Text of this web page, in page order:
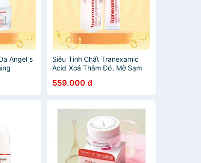
Angel's
Siêu Tinh Chất Tranexamic
Acid Xoá Thâm Đỏ, Mờ Sạm
Tranexamic Mela Ampoule
30ml
559.000 đ